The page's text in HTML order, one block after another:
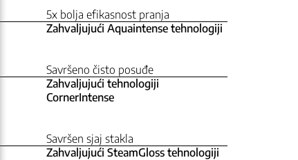
5x bolja efikasnost pranja
Zahvaljujući Aquaintense tehnologiji
Savršeno čisto posuđe
Zahvaljujući tehnologiji
CornerIntense
Savršen sjaj stakla
Zahvaljujući SteamGloss tehnologiji